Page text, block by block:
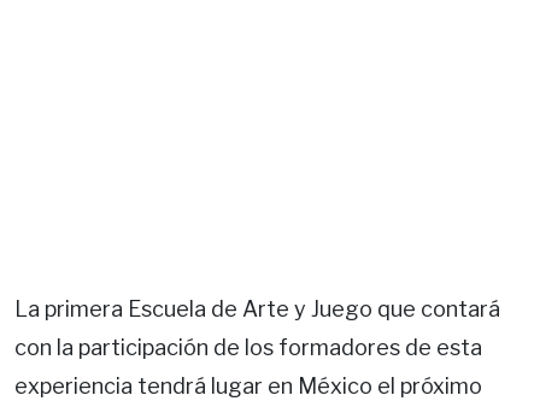
La primera Escuela de Arte y Juego que contará
con la participación de los formadores de esta
experiencia tendrá lugar en México el próximo